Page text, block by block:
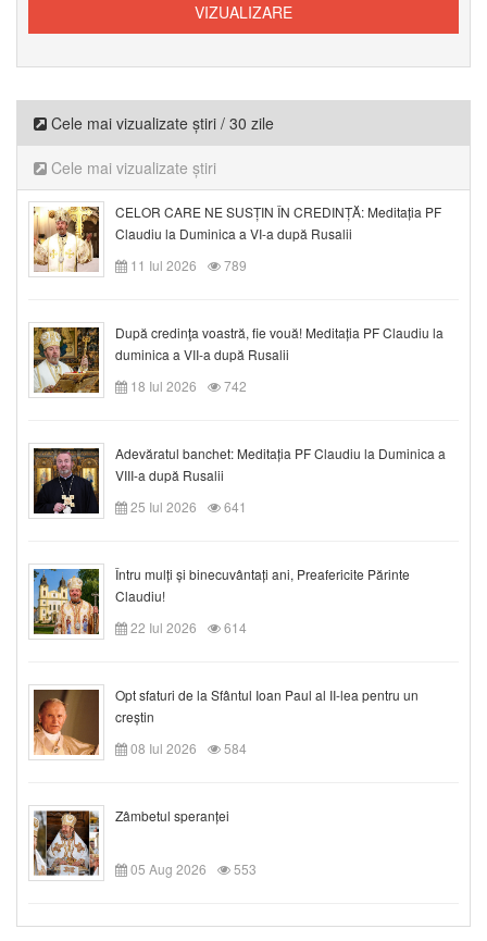
Cele mai vizualizate știri / 30 zile
Cele mai vizualizate știri
CELOR CARE NE SUSȚIN ÎN CREDINȚĂ: Meditația PF
Claudiu la Duminica a VI-a după Rusalii
11 Iul 2026
789
După credinţa voastră, fie vouă! Meditația PF Claudiu la
duminica a VII-a după Rusalii
18 Iul 2026
742
Adevăratul banchet: Meditația PF Claudiu la Duminica a
VIII-a după Rusalii
25 Iul 2026
641
Întru mulți și binecuvântați ani, Preafericite Părinte
Claudiu!
22 Iul 2026
614
Opt sfaturi de la Sfântul Ioan Paul al II-lea pentru un
creștin
08 Iul 2026
584
Zâmbetul speranței
05 Aug 2026 553